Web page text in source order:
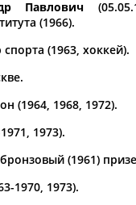
мм год
Павлович
(1966).
(1963, хоккей).
(1964, 1968, 1972).
1973).
(1961)
1970, 1973).